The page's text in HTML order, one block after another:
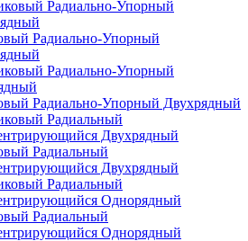
Радиально-Упорный
Радиально-Упорный Двухрядный
Радиальный
Двухрядный
Радиальный
Однорядный